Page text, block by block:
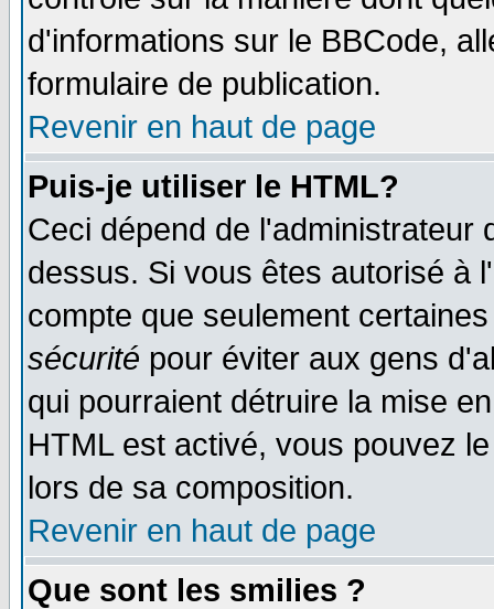
d'informations sur le BBCode,
formulaire de publication.
Revenir en haut de page
Puis-je utiliser le HTML?
Ceci dépend de l'administrateur
dessus. Si vous êtes autorisé à
compte que seulement
sécurité pour éviter aux gens
qui pourraient détruire la mise
HTML est activé, vous pouvez
lors de sa composition.
Revenir en haut de page
Que sont les smilies ?